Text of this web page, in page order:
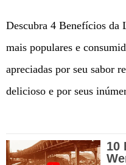
Descubra 4 Benefícios da
mais populares e
apreciadas por seu sabor
delicioso e por seus